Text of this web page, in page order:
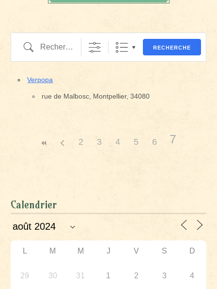
Recherche RECHERCHE
Verpopa
rue de Malbosc, Montpellier, 34080
2 3 4 5 6 7
Calendrier
L M M J V S D
29 30 31 1 2 3 4